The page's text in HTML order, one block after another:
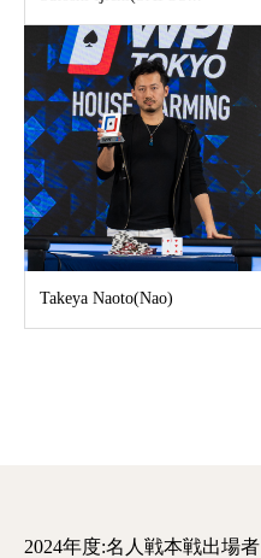
Takeya Naoto(Nao)
2024年度:名人戦本戦出場者